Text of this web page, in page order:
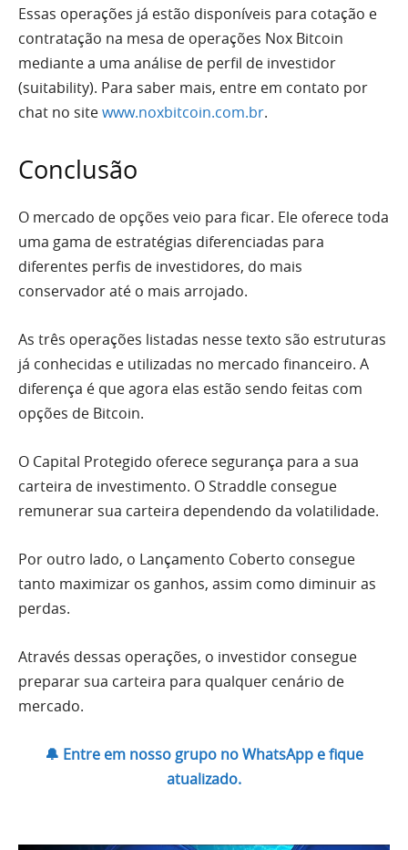
Essas operações já estão disponíveis para cotação e
contratação na mesa de operações Nox Bitcoin
mediante a uma análise de perfil de investidor
(suitability). Para saber mais, entre em contato por
chat no sitewww.noxbitcoin.com.br.
Conclusão
O mercado de opções veio para ficar. Ele oferece toda
uma gama de estratégias diferenciadas para
diferentes perfis de investidores, do mais
conservador até o mais arrojado.
As três operações listadas nesse texto são estruturas
já conhecidas e utilizadas no mercado financeiro. A
diferença é que agora elas estão sendo feitas com
opções de Bitcoin.
O Capital Protegido oferece segurança para a sua
carteira de investimento. O Straddle consegue
remunerar sua carteira dependendo da volatilidade.
Por outro lado, o Lançamento Coberto consegue
tanto maximizar os ganhos, assim como diminuir as
perdas.
Através dessas operações, o investidor consegue
preparar sua carteira para qualquer cenário de
mercado.
🔔 Entre em nosso grupo no WhatsApp e fique
atualizado.